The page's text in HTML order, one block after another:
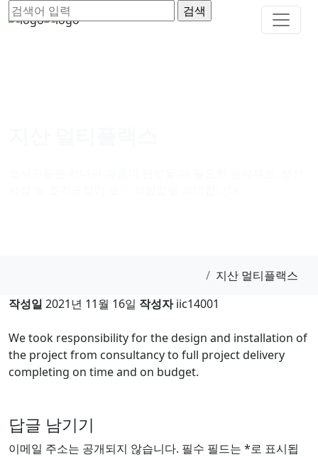
지산 멀티플랙스
작성일 2021년 11월 16일 작성자iic14001
We took responsibility for the design and installation of
the project from consultancy to full project delivery
completing on time and on budget.
답글 남기기
이메일 주소는 공개되지 않습니다. 필수 필드는 *로 표시됩